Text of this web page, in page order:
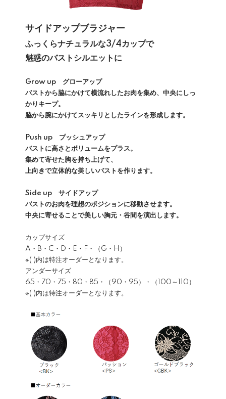
サイドアップブラジャー
ふっくらナチュラルな3/4カップで
魅惑のバストシルエットに
Grow up グローアップ
バストから脇にかけて横流れしたお肉を集め、中央にしっ
かりキープ。
脇から腕にかけてスッキリとしたラインを形成します。
Push up プッシュアップ
バストに高さとボリュームをプラス。
集めて寄せた胸を持ち上げて、
上向きで立体的な美しいバストを作ります。
Side up サイドアップ
バストのお肉を理想のポジションに移動させます。
中央に寄せることで美しい胸元・谷間を演出します。
カップサイズ
A・B・C・D・E・F・（G・H）
※( )内は特注オーダーとなります。
アンダーサイズ
65・70・75・80・85・（90・95）・（100～110）
※( )内は特注オーダーとなります。